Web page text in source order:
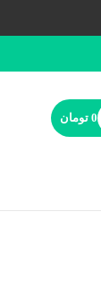
0 تومان